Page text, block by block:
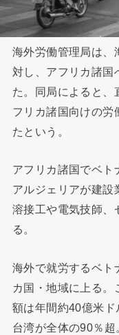
海外労働管理局は、
対し、アフリカ諸国
た。同局によると、
フリカ諸国向けの労
たという。
アフリカ諸国でベト
アルジェリアが建設
溶接工や電気技師、
る。
海外で就労するベト
カ国・地域に上る。
額は年間約40億米ド
台湾が全体の90％